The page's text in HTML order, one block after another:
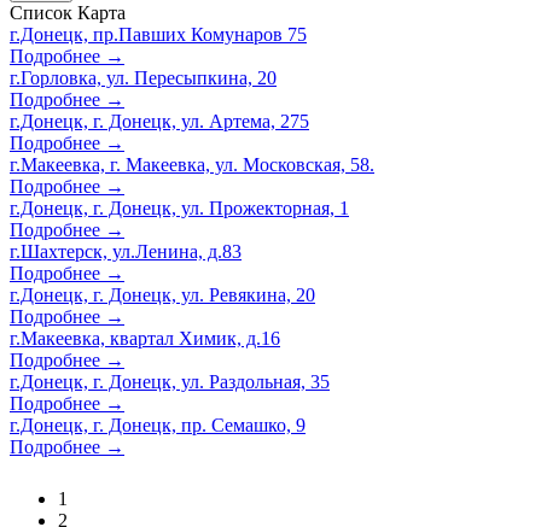
Список Карта
г.Донецк, пр.Павших Комунаров 75
Подробнее →
г.Горловка, ул. Пересыпкина, 20
Подробнее →
г.Донецк, г. Донецк, ул. Артема, 275
Подробнее →
г.Макеевка, г. Макеевка, ул. Московская, 58.
Подробнее →
г.Донецк, г. Донецк, ул. Прожекторная, 1
Подробнее →
г.Шахтерск, ул.Ленина, д.83
Подробнее →
г.Донецк, г. Донецк, ул. Ревякина, 20
Подробнее →
г.Макеевка, квартал Химик, д.16
Подробнее →
г.Донецк, г. Донецк, ул. Раздольная, 35
Подробнее →
г.Донецк, г. Донецк, пр. Семашко, 9
Подробнее →
1
2